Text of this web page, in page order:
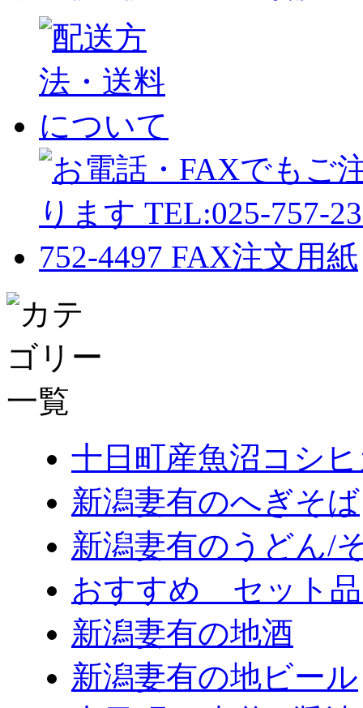
十日町産魚沼コシ
新潟妻有のへぎそば
新潟妻有のうどん/
おすすめ セット
新潟妻有の地酒
新潟妻有の地ビール